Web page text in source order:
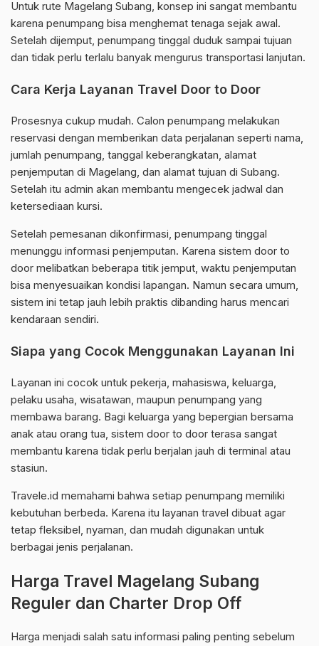
Untuk rute Magelang Subang, konsep ini sangat membantu
karena penumpang bisa menghemat tenaga sejak awal.
Setelah dijemput, penumpang tinggal duduk sampai tujuan
dan tidak perlu terlalu banyak mengurus transportasi lanjutan.
Cara Kerja Layanan Travel Door to Door
Prosesnya cukup mudah. Calon penumpang melakukan
reservasi dengan memberikan data perjalanan seperti nama,
jumlah penumpang, tanggal keberangkatan, alamat
penjemputan di Magelang, dan alamat tujuan di Subang.
Setelah itu admin akan membantu mengecek jadwal dan
ketersediaan kursi.
Setelah pemesanan dikonfirmasi, penumpang tinggal
menunggu informasi penjemputan. Karena sistem door to
door melibatkan beberapa titik jemput, waktu penjemputan
bisa menyesuaikan kondisi lapangan. Namun secara umum,
sistem ini tetap jauh lebih praktis dibanding harus mencari
kendaraan sendiri.
Siapa yang Cocok Menggunakan Layanan Ini
Layanan ini cocok untuk pekerja, mahasiswa, keluarga,
pelaku usaha, wisatawan, maupun penumpang yang
membawa barang. Bagi keluarga yang bepergian bersama
anak atau orang tua, sistem door to door terasa sangat
membantu karena tidak perlu berjalan jauh di terminal atau
stasiun.
Travele.id memahami bahwa setiap penumpang memiliki
kebutuhan berbeda. Karena itu layanan travel dibuat agar
tetap fleksibel, nyaman, dan mudah digunakan untuk
berbagai jenis perjalanan.
Harga Travel Magelang Subang
Reguler dan Charter Drop Off
Harga menjadi salah satu informasi paling penting sebelum